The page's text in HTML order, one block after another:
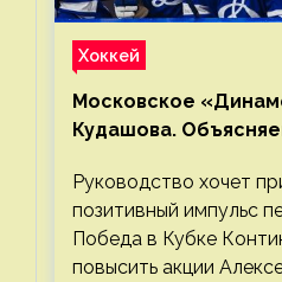
Хоккей
Московское
Кудашова.
Руководство хочет
позитивный импульс
Победа в Кубке
повысить акции